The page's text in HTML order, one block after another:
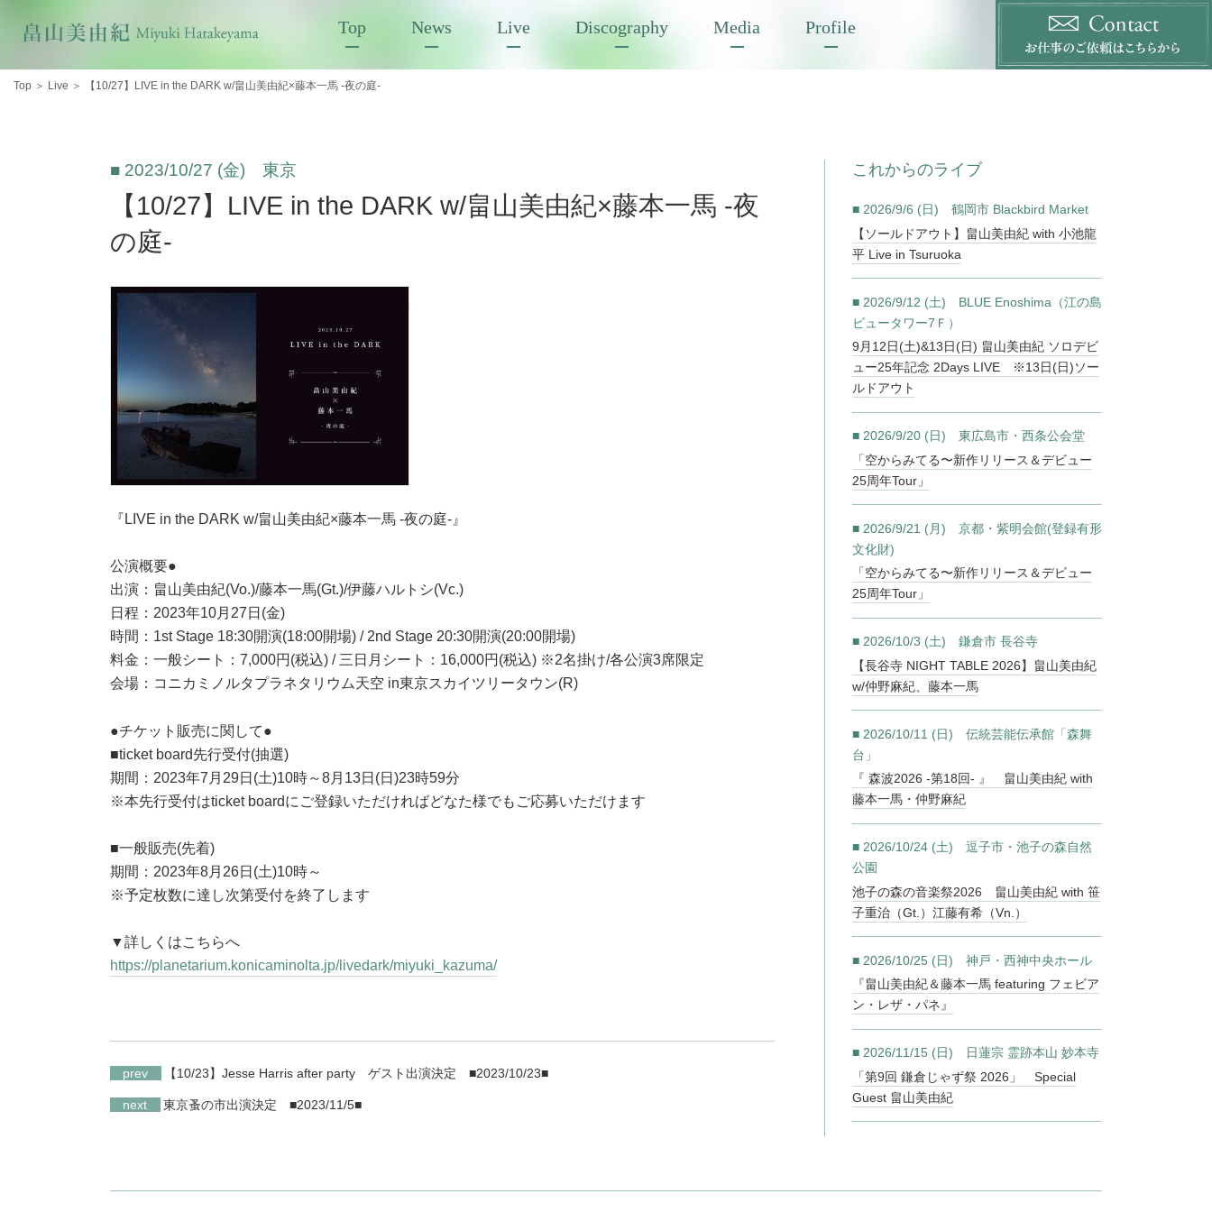
Top News Live Discography Media Profile
Top ＞ Live ＞ 【10/27】LIVE in the DARK w/畠山美由紀×藤本一馬 -夜の庭-
■ 2023/10/27 (金) 東京
【10/27】LIVE in the DARK w/畠山美由紀×藤本一馬 -夜
の庭-
『LIVE in the DARK w/畠山美由紀×藤本一馬 -夜の庭-』
公演概要●
出演：畠山美由紀(Vo.)/藤本一馬(Gt.)/伊藤ハルトシ(Vc.)
日程：2023年10月27日(金)
時間：1st Stage 18:30開演(18:00開場) / 2nd Stage 20:30開演(20:00開場)
料金：一般シート：7,000円(税込) / 三日月シート：16,000円(税込) ※2名掛け/各公演3席限定
会場：コニカミノルタプラネタリウム天空 in東京スカイツリータウン(R)
●チケット販売に関して●
■ticket board先行受付(抽選)
期間：2023年7月29日(土)10時～8月13日(日)23時59分
※本先行受付はticket boardにご登録いただければどなた様でもご応募いただけます
■一般販売(先着)
期間：2023年8月26日(土)10時～
※予定枚数に達し次第受付を終了します
▼詳しくはこちらへ
https://planetarium.konicaminolta.jp/livedark/miyuki_kazuma/
prev 【10/23】Jesse Harris after party ゲスト出演決定 ■2023/10/23■
next 東京蚤の市出演決定 ■2023/11/5■
これからのライブ
■ 2026/9/6 (日) 鶴岡市 Blackbird Market
【ソールドアウト】畠山美由紀 with 小池龍
平 Live in Tsuruoka
■ 2026/9/12 (土) BLUE Enoshima（江の島
ビュータワー7Ｆ）
9月12日(土)&13日(日) 畠山美由紀 ソロデビ
ュー25年記念 2Days LIVE ※13日(日)ソー
ルドアウト
■ 2026/9/20 (日) 東広島市・西条公会堂
「空からみてる〜新作リリース＆デビュー
25周年Tour」
■ 2026/9/21 (月) 京都・紫明会館(登録有形
文化財)
「空からみてる〜新作リリース＆デビュー
25周年Tour」
■ 2026/10/3 (土) 鎌倉市 長谷寺
【長谷寺 NIGHT TABLE 2026】畠山美由紀
w/仲野麻紀、藤本一馬
■ 2026/10/11 (日) 伝統芸能伝承館「森舞
台」
『 森波2026 -第18回- 』 畠山美由紀 with
藤本一馬・仲野麻紀
■ 2026/10/24 (土) 逗子市・池子の森自然
公園
池子の森の音楽祭2026 畠山美由紀 with 笹
子重治（Gt.）江藤有希（Vn.）
■ 2026/10/25 (日) 神戸・西神中央ホール
『畠山美由紀＆藤本一馬 featuring フェビア
ン・レザ・パネ』
■ 2026/11/15 (日) 日蓮宗 霊跡本山 妙本寺
「第9回 鎌倉じゃず祭 2026」 Special
Guest 畠山美由紀